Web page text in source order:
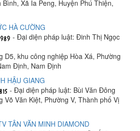
Xã Ia Peng, Huyện Phú Thiện,
HÀ CƯỜNG
- Đại diện pháp luật: Đinh Thị Ngọc
D5, khu công nghiệp Hòa Xá, Phường
Định, Nam Định
HẬU GIANG
- Đại diện pháp luật: Bùi Văn Đông
Võ Văn Kiệt, Phường V, Thành phố Vị
TÂN VĂN MINH DIAMOND